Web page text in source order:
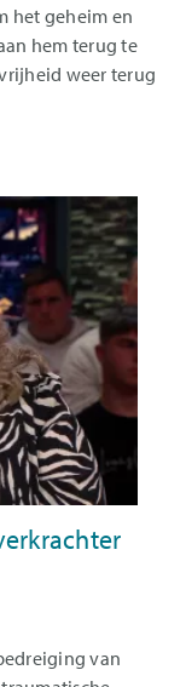
het geheim en
hem terug te
weer terug
van